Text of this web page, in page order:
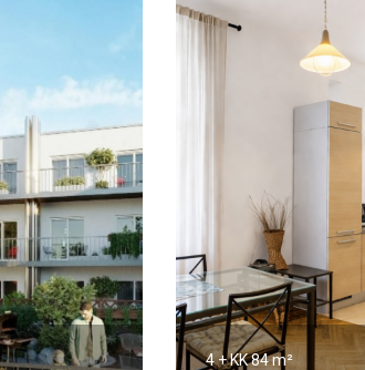
4 + KK84 m²